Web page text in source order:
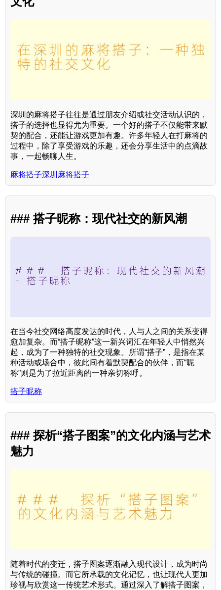
深圳的麻将搭子往往是通过朋友介绍或社交活动认识的，
搭子的选择也显得尤为重要。一个好的搭子不仅能带来默
契的配合，还能让游戏更加有趣。许多年轻人在打麻将的
过程中，除了享受游戏的乐趣，还会分享生活中的点滴故
事，一起畅聊人生。
麻将搭子深圳麻将搭子
### 搭子昵称：现代社交的新风潮
在当今社交网络高度发达的时代，人与人之间的关系变得
愈加复杂。而“搭子昵称”这一新兴词汇在年轻人中悄然兴
起，成为了一种独特的社交现象。所谓“搭子”，是指在某
种活动或场合中，彼此间有着默契配合的伙伴，而“昵
称”则是为了拉近距离的一种亲切称呼。
搭子昵称
### 探析“搭子图案”的文化内涵与艺术
魅力
随着时代的变迁，搭子图案逐渐融入现代设计，成为时尚
与传统的碰撞。而它所承载的文化记忆，也让现代人更加
珍视与欣赏这一传统艺术形式。通过深入了解搭子图案，